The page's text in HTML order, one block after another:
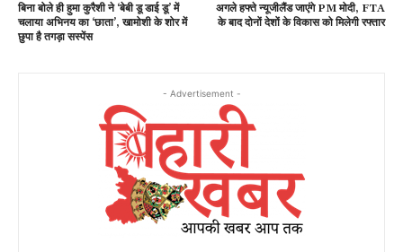
बिना बोले ही हुमा कुरैशी ने ‘बेबी डू डाई डू’ में
चलाया अभिनय का ‘छाता’, खामोशी के शोर में
छुपा है तगड़ा सस्पेंस
अगले हफ्ते न्यूजीलैंड जाएंगे PM मोदी, FTA
के बाद दोनों देशों के विकास को मिलेगी रफ्तार
- Advertisement -